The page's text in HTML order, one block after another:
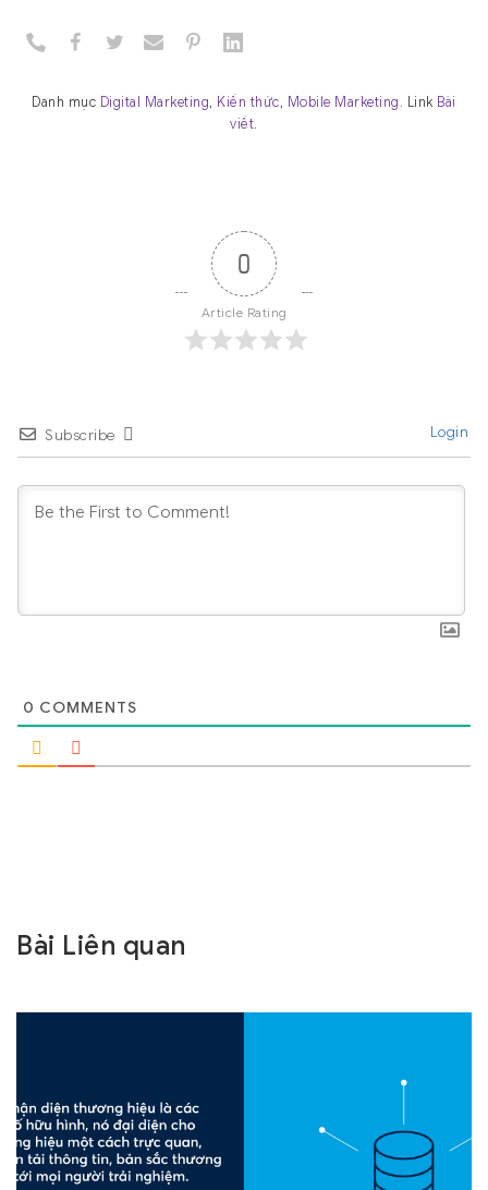
Danh mục Digital Marketing, Kiến thức, Mobile Marketing. Link Bài
viết.
0
Article Rating
Subscribe Login
0 COMMENTS
Bài Liên quan